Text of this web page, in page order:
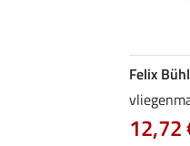
Felix
12,72